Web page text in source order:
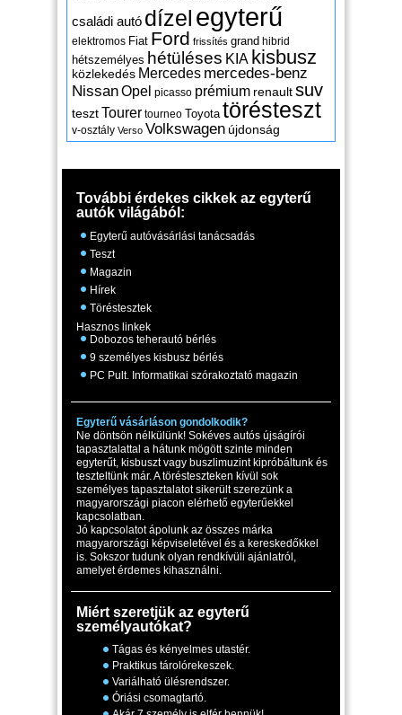
családi autó dízel egyterű
elektromos Fiat Ford frissítés grand hibrid
hétszemélyes hétüléses KIA kisbusz
közlekedés Mercedes mercedes-benz
NissanOpel picasso prémium renaultsuv
tesztTourer tourneo Toyota törésteszt
v-osztály Verso Volkswagen újdonság
További érdekes cikkek az egyterű
autók világából:
Egyterű autóvásárlási tanácsadás
Teszt
Magazin
Hírek
Töréstesztek
Hasznos linkek
Dobozos teherautó bérlés
9 személyes kisbusz bérlés
PC Pult. Informatikai szórakoztató magazin
Egyterű vásárláson gondolkodik?
Ne döntsön nélkülünk! Sokéves autós újságírói
tapasztalattal a hátunk mögött szinte minden
egyterűt, kisbuszt vagy buszlimuzint kipróbáltunk és
teszteltünk már. A törésteszteken kívül sok
személyes tapasztalatot sikerült szerezünk a
magyarországi piacon elérhető egyterűekkel
kapcsolatban.
Jó kapcsolatot ápolunk az összes márka
magyarországi képviseletével és a kereskedőkkel
is. Sokszor tudunk olyan rendkívüli ajánlatról,
amelyet érdemes kihasználni.
Miért szeretjük az egyterű
személyautókat?
Tágas és kényelmes utastér.
Praktikus tárolórekeszek.
Variálható ülésrendszer.
Óriási csomagtartó.